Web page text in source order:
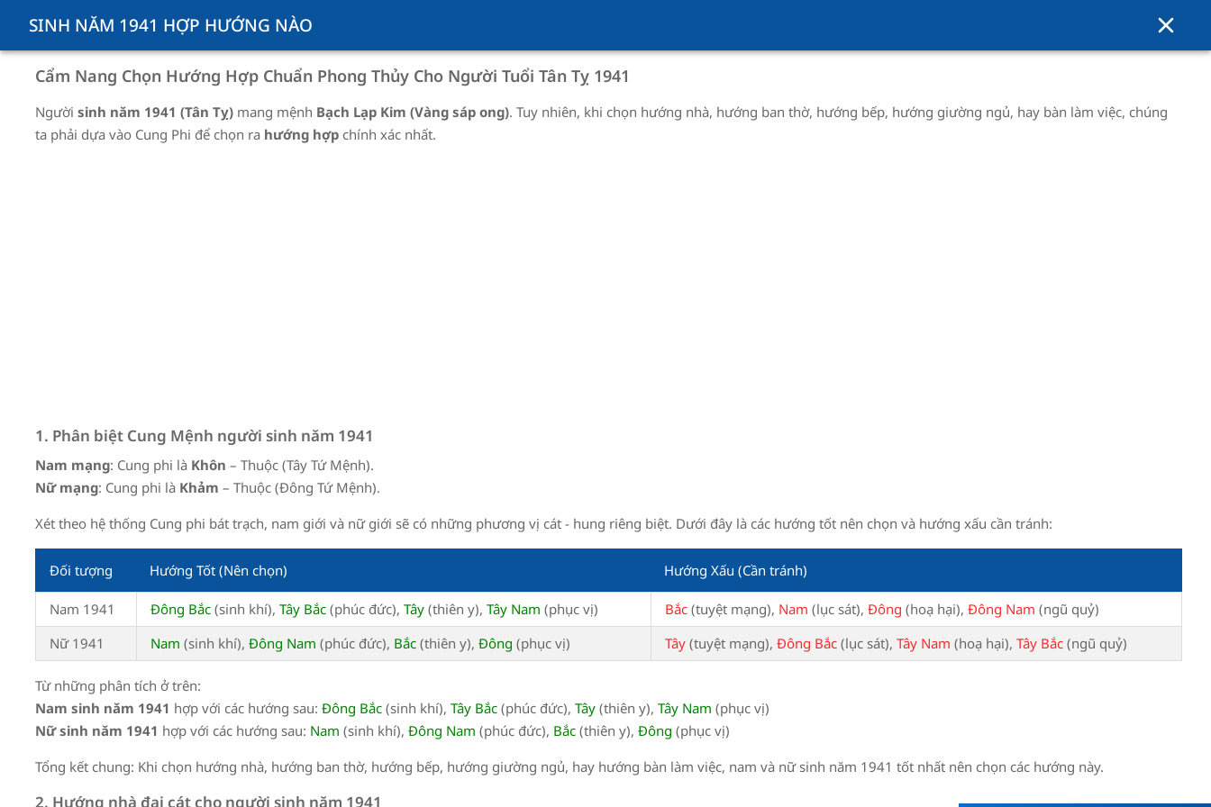
SINH NĂM 1941 HỢP HƯỚNG NÀO
Cẩm Nang Chọn Hướng Hợp Chuẩn Phong Thủy Cho Người Tuổi Tân Tỵ 1941
Người sinh năm 1941 (Tân Tỵ) mang mệnh Bạch Lạp Kim (Vàng sáp ong). Tuy nhiên, khi chọn hướng nhà, hướng ban thờ, hướng bếp, hướng giường ngủ, hay bàn làm việc, chúng
ta phải dựa vào Cung Phi để chọn ra hướng hợp chính xác nhất.
1. Phân biệt Cung Mệnh người sinh năm 1941
Nam mạng: Cung phi là Khôn – Thuộc (Tây Tứ Mệnh).
Nữ mạng: Cung phi là Khảm – Thuộc (Đông Tứ Mệnh).
Xét theo hệ thống Cung phi bát trạch, nam giới và nữ giới sẽ có những phương vị cát - hung riêng biệt. Dưới đây là các hướng tốt nên chọn và hướng xấu cần tránh:
Đối tượng Hướng Tốt (Nên chọn) Hướng Xấu (Cần tránh)
Nam 1941 Đông Bắc (sinh khí), Tây Bắc (phúc đức), Tây (thiên y), Tây Nam (phục vị) Bắc (tuyệt mạng), Nam (lục sát), Đông (hoạ hại), Đông Nam (ngũ quỷ)
Nữ 1941 Nam (sinh khí), Đông Nam (phúc đức), Bắc (thiên y), Đông (phục vị) Tây (tuyệt mạng), Đông Bắc (lục sát), Tây Nam (hoạ hại), Tây Bắc (ngũ quỷ)
Từ những phân tích ở trên:
Nam sinh năm 1941 hợp với các hướng sau: Đông Bắc (sinh khí), Tây Bắc (phúc đức), Tây (thiên y), Tây Nam (phục vị)
Nữ sinh năm 1941 hợp với các hướng sau: Nam (sinh khí), Đông Nam (phúc đức), Bắc (thiên y), Đông (phục vị)
Tổng kết chung: Khi chọn hướng nhà, hướng ban thờ, hướng bếp, hướng giường ngủ, hay hướng bàn làm việc, nam và nữ sinh năm 1941 tốt nhất nên chọn các hướng này.
2. Hướng nhà đại cát cho người sinh năm 1941